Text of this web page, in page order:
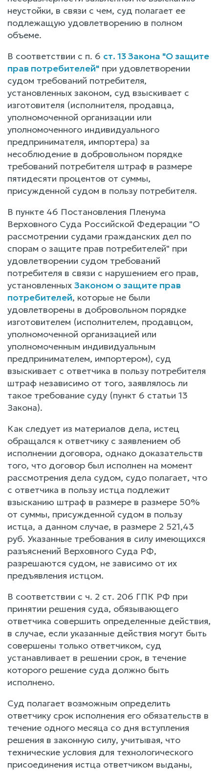
неустойки, в связи с чем, суд полагает ее
подлежащую удовлетворению в полном
объеме.
В соответствии с п. 6 ст. 13 Закона "О защите
прав потребителей" при удовлетворении
судом требований потребителя,
установленных законом, суд взыскивает с
изготовителя (исполнителя, продавца,
уполномоченной организации или
уполномоченного индивидуального
предпринимателя, импортера) за
несоблюдение в добровольном порядке
требований потребителя штраф в размере
пятидесяти процентов от суммы,
присужденной судом в пользу потребителя.
В пункте 46 Постановления Пленума
Верховного Суда Российской Федерации "О
рассмотрении судами гражданских дел по
спорам о защите прав потребителей" при
удовлетворении судом требований
потребителя в связи с нарушением его прав,
установленных Законом о защите прав
потребителей, которые не были
удовлетворены в добровольном порядке
изготовителем (исполнителем, продавцом,
уполномоченной организацией или
уполномоченным индивидуальным
предпринимателем, импортером), суд
взыскивает с ответчика в пользу потребителя
штраф независимо от того, заявлялось ли
такое требование суду (пункт 6 статьи 13
Закона).
Как следует из материалов дела, истец
обращался к ответчику с заявлением об
исполнении договора, однако доказательств
того, что договор был исполнен на момент
рассмотрения дела судом, судо полагает, что
с ответчика в пользу истца подлежит
взысканию штраф в размере в размере 50%
от суммы, присужденной судом в пользу
истца, а данном случае, в размере 2 521,43
руб. Указанные требования в силу имеющихся
разъяснений Верховного Суда РФ,
разрешаются судом, не зависимо от их
предъявления истцом.
В соответствии с ч. 2 ст. 206 ГПК РФ при
принятии решения суда, обязывающего
ответчика совершить определенные действия,
в случае, если указанные действия могут быть
совершены только ответчиком, суд
устанавливает в решении срок, в течение
которого решение суда должно быть
исполнено.
Суд полагает возможным определить
ответчику срок исполнения его обязательств в
течение одного месяца со дня вступления
решения в законную силу, учитывая, что
технические условия для технологического
присоединения истца ответчиком выданы,